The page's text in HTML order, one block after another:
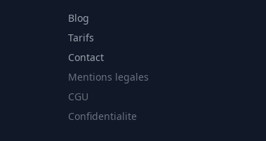
Blog
Tarifs
Contact
Mentions legales
CGU
Confidentialite